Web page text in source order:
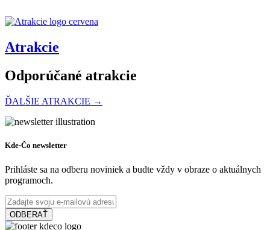
Atrakcie
Odporúčané atrakcie
ĎALŠIE ATRAKCIE →
Vermesova vila
Múzeá a galérie
Kde-Čo newsletter
Prihláste sa na odberu noviniek a budte vždy v obraze o aktuálnych
programoch.
ODBERAŤ